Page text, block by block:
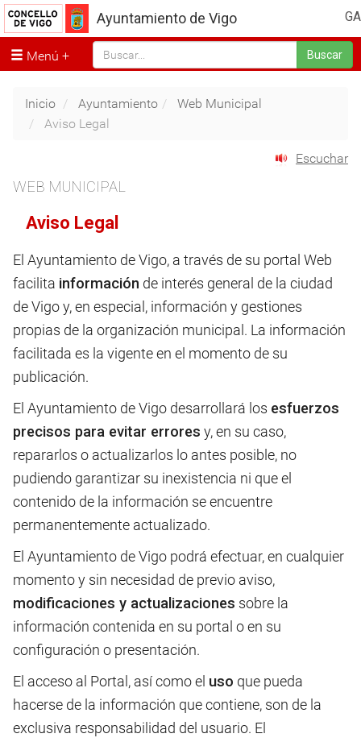
GA
Ayuntamiento de Vigo
Menú Buscar
Inicio Ayuntamiento
Web Municipal
Aviso Legal
Escuchar
WEB MUNICIPAL
Aviso Legal
El Ayuntamiento de Vigo, a través de su portal Web
facilita información de interés general de la ciudad
de Vigo y, en especial, información y gestiones
propias de la organización municipal. La información
facilitada es la vigente en el momento de su
publicación.
El Ayuntamiento de Vigo desarrollará los esfuerzos
precisos para evitar errores y, en su caso,
repararlos o actualizarlos lo antes posible, no
pudiendo garantizar su inexistencia ni que el
contenido de la información se encuentre
permanentemente actualizado.
El Ayuntamiento de Vigo podrá efectuar, en cualquier
momento y sin necesidad de previo aviso,
modificaciones y actualizaciones sobre la
información contenida en su portal o en su
configuración o presentación.
El acceso al Portal, así como el uso que pueda
hacerse de la información que contiene, son de la
exclusiva responsabilidad del usuario. El